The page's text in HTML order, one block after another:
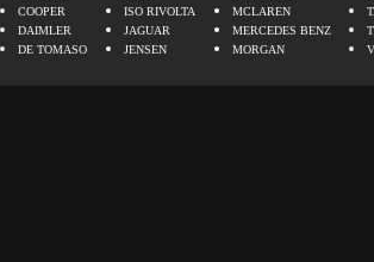
COOPER
DAIMLER
DE TOMASO
ISO RIVOLTA
JAGUAR
JENSEN
MCLAREN
MERCEDES BENZ
MORGAN